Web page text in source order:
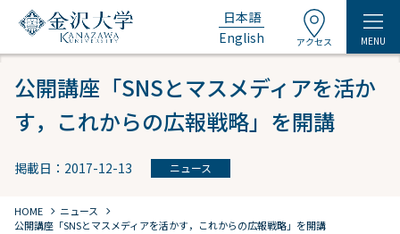
日本語
English
アクセス MENU
公開講座「SNSとマスメディアを活か
す，これからの広報戦略」を開講
掲載日：2017-12-13 ニュース
HOME chevron_right ニュース chevron_right
公開講座「SNSとマスメディアを活かす，これからの広報戦略」を開講